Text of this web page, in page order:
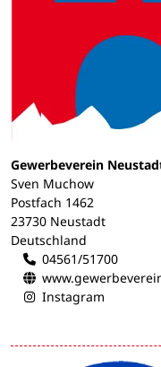
Gewerbeverein
Sven Muchow
Postfach 1462
23730 Neustadt
Deutschland
04561/51700
Instagram